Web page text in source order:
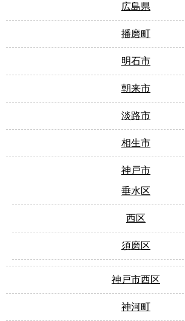
広島県
播磨町
明石市
朝来市
淡路市
相生市
神戸市
垂水区
西区
須磨区
神戸市西区
神河町